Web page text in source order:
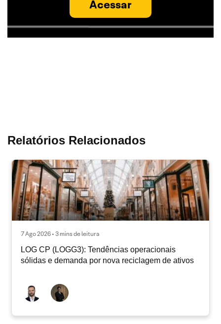
Acessar
Relatórios Relacionados
7 Ago 2026 • 3 mins de leitura
LOG CP (LOGG3): Tendências operacionais
sólidas e demanda por nova reciclagem de ativos